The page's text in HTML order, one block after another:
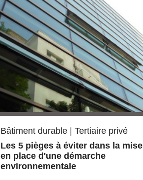
Bâtiment durable
Tertiaire privé
Les 5 pièges à éviter dans la mise
en place d'une démarche
environnementale